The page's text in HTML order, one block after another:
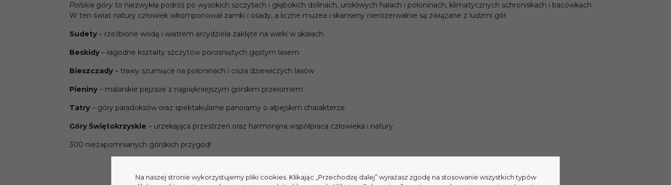
Polskie góry to niezwykła podróż po wysokich szczytach i głębokich dolinach, urokliwych halach i połoninach, klimatycznych schroniskach i bacówkach.
W ten świat natury człowiek wkomponował zamki i osady, a liczne muzea i skanseny nierozerwalnie są związane z ludźmi gór.
Sudety– rzeźbione wodą i wiatrem arcydzieła zaklęte na wieki w skałach
Beskidy– łagodne kształty szczytów porośniętych gęstym lasem
Bieszczady– trawy szumiące na połoninach i cisza dziewiczych lasów
Pieniny– malarskie pejzaże z najpiękniejszym górskim przełomem
Tatry– góry paradoksów oraz spektakularne panoramy o alpejskim charakterze
Góry Świętokrzyskie – urzekająca przestrzeń oraz harmonijna współpraca człowieka i natury
300 niezapomnianych górskich przygód!
Na naszej stronie wykorzystujemy pliki cookies. Klikając „Przechodzę dalej” wyrażasz zgodę na stosowanie wszystkich typów